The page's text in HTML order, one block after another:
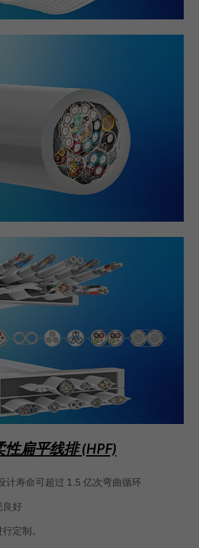
扁平线排 (HPF)
计寿命可超过 1.5 亿次弯曲循环
良好
定制。